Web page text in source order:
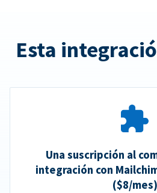
Esta
Una suscripción al
integración con
($8/mes)